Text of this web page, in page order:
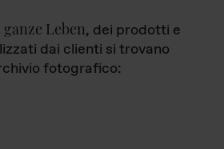
ganze Leben, dei prodotti e
dai clienti si trovano
fotografico: